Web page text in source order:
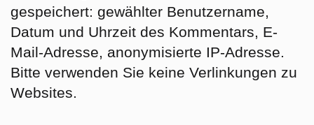
gespeichert: gewählter Benutzername,
Datum und Uhrzeit des Kommentars, E-
Mail-Adresse, anonymisierte IP-Adresse.
Bitte verwenden Sie keine Verlinkungen zu
Websites.